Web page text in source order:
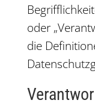
oder
die